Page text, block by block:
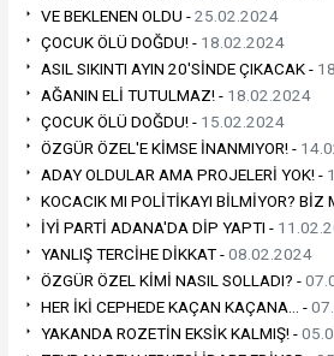
VE BEKLENEN OLDU -25.02.2024
ÇOCUK ÖLÜ DOĞDU! - 18.02.2024
ASIL SIKINTI AYIN 20'SİNDE ÇIKACAK -
AĞANIN ELİ TUTULMAZ! - 18.02.2024
ÇOCUK ÖLÜ DOĞDU! - 15.02.2024
ÖZGÜR ÖZEL'E KİMSE İNANMIYOR! -
ADAY OLDULAR AMA PROJELERİ YOK! -
KOCACIK MI POLİTİKAYI BİLMİYOR? BİZ
İYİ PARTİ ADANA'DA DİP YAPTI -
YANLIŞ TERCİHE DİKKAT -08.02.2024
ÖZGÜR ÖZEL KİMİ NASIL SOLLADI? -
HER İKİ CEPHEDE KAÇAN KAÇANA… -
YAKANDA ROZETİN EKSİK KALMIŞ! -